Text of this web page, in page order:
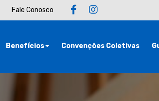
Fale Conosco
Benefícios Convenções Coletivas